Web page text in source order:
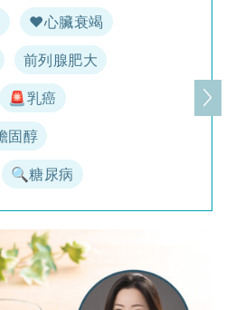
♥️心臟衰竭
前列腺肥大
🚨乳癌
固醇
🔍糖尿病
下